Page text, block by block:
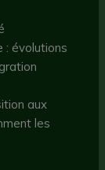
: évolutions
aux
les